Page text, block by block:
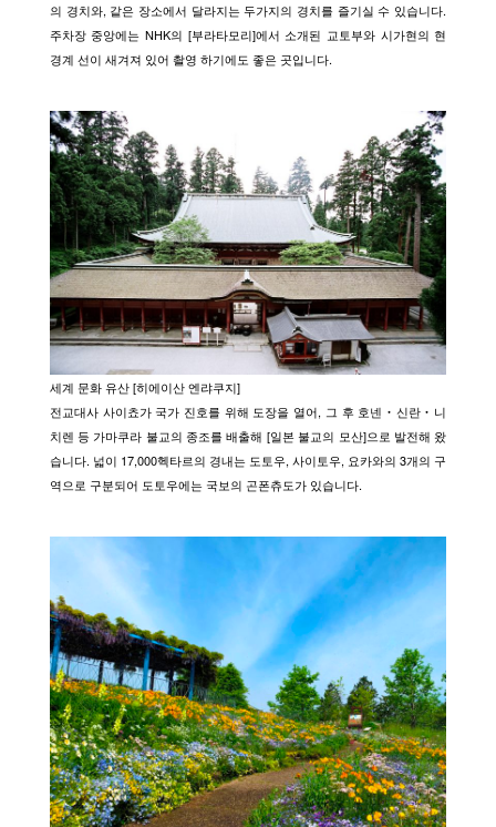
의 경치와, 같은 장소에서 달라지는 두가지의 경치를 즐기실 수 있습니다.
주차장 중앙에는 NHK의 [부라타모리]에서 소개된 교토부와 시가현의 현
경계 선이 새겨져 있어 촬영 하기에도 좋은 곳입니다.
세계 문화 유산 [히에이산 엔랴쿠지]
전교대사 사이쵸가 국가 진호를 위해 도장을 열어, 그 후 호넨・신란・니
치렌 등 가마쿠라 불교의 종조를 배출해 [일본 불교의 모산]으로 발전해 왔
습니다. 넓이 17,000헥타르의 경내는 도토우, 사이토우, 요카와의 3개의 구
역으로 구분되어 도토우에는 국보의 곤폰츄도가 있습니다.